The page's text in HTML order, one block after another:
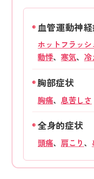
血管運動神
ホットフラッシ
動悸、寒気、 冷
胸部症状
胸痛、 息苦しさ
全身的症状
頭痛、 肩こり 、